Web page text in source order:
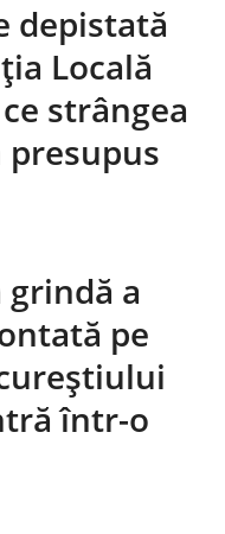
depistată
Locală
strângea
a
pe
într-o